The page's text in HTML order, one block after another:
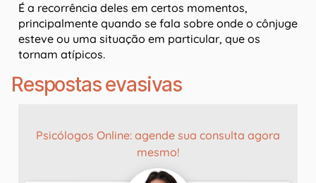
É a recorrência deles em certos momentos,
principalmente quando se fala sobre onde o cônjuge
esteve ou uma situação em particular, que os
tornam atípicos.
Respostas evasivas
Psicólogos Online: agende sua consulta agora
mesmo!